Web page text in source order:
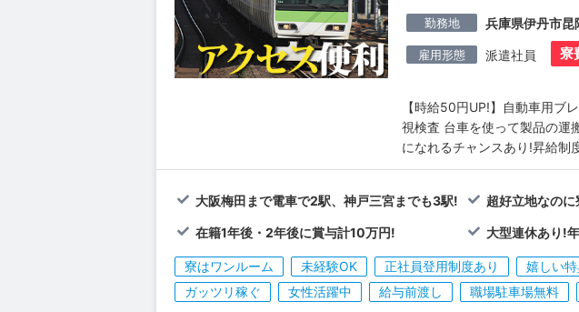
勤務地 兵庫県伊丹市
雇用形態 派遣社員 寮
【時給50円UP!】自動車用ブ
視検査 台車を使って製品の運
になれるチャンスあり!昇給制
大阪梅田まで電車で2駅、神戸三宮までも3駅! 超好立地なの
在籍1年後・2年後に賞与計10万円! 大型連休あり!
寮はワンルーム 未経験OK 正社員登用制度あり 嬉しい特
ガッツリ稼ぐ
女性活躍中 給与前渡し 職場駐車場無料